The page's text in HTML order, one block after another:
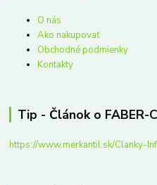
O nás
Ako nakupovať
Obchodné podmienky
Kontakty
Tip - Článok o
https://www.merkantil.sk/Clanky-